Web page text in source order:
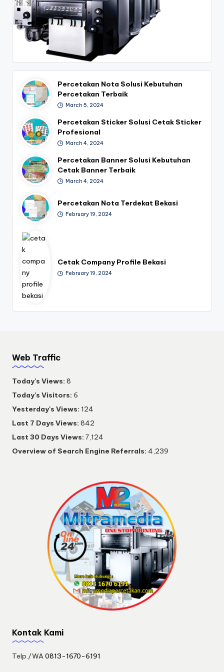
Percetakan Nota Solusi Kebutuhan
Percetakan Terbaik
March 5, 2024
Percetakan Sticker Solusi Cetak Sticker
Profesional
March 4, 2024
Percetakan Banner Solusi Kebutuhan
Cetak Banner Terbaik
March 4, 2024
Percetakan Nota Terdekat Bekasi
February 19, 2024
Cetak Company Profile Bekasi
February 19, 2024
Web Traffic
Today's Views: 8
Today's Visitors: 6
Yesterday's Views: 124
Last 7 Days Views: 842
Last 30 Days Views: 7,124
Overview of Search Engine Referrals: 4,239
Kontak Kami
Telp./WA0813-1670-6191